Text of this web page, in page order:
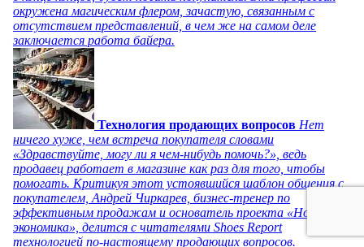
окружена магическим флером, зачастую, связанным с
отсутствием представлений, в чем же на самом деле
заключается работа байера.
Технология продающих вопросов Нет
ничего хуже, чем встреча покупателя словами
«Здравствуйте, могу ли я чем-нибудь помочь?», ведь
продавец работает в магазине как раз для того, чтобы
помогать. Критикуя этот устоявшийся шаблон общения с
покупателем, Андрей Чиркарев, бизнес-тренер по
эффективным продажам и основатель проекта «Новая
экономика», делится с читателями Shoes Report
технологией по-настоящему продающих вопросов.